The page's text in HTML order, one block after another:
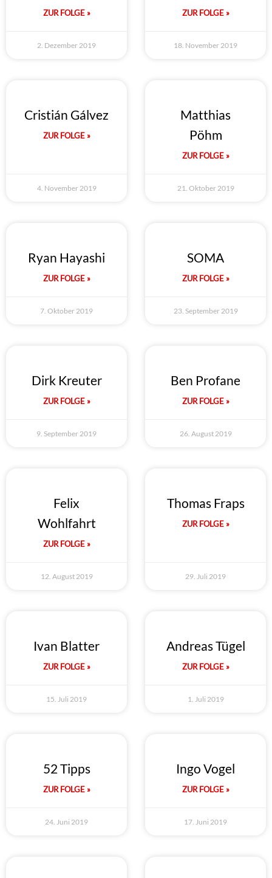
ZUR FOLGE »
2. Dezember 2019
ZUR FOLGE »
18. November 2019
Cristián Gálvez
ZUR FOLGE »
4. November 2019
Matthias
Pöhm
ZUR FOLGE »
21. Oktober 2019
Ryan Hayashi
ZUR FOLGE »
7. Oktober 2019
SOMA
ZUR FOLGE »
23. September 2019
Dirk Kreuter
ZUR FOLGE »
9. September 2019
Ben Profane
ZUR FOLGE »
26. August 2019
Felix
Wohlfahrt
ZUR FOLGE »
12. August 2019
Thomas Fraps
ZUR FOLGE »
29. Juli 2019
Ivan Blatter
ZUR FOLGE »
15. Juli 2019
Andreas Tügel
ZUR FOLGE »
1. Juli 2019
52 Tipps
ZUR FOLGE »
24. Juni 2019
Ingo Vogel
ZUR FOLGE »
17. Juni 2019